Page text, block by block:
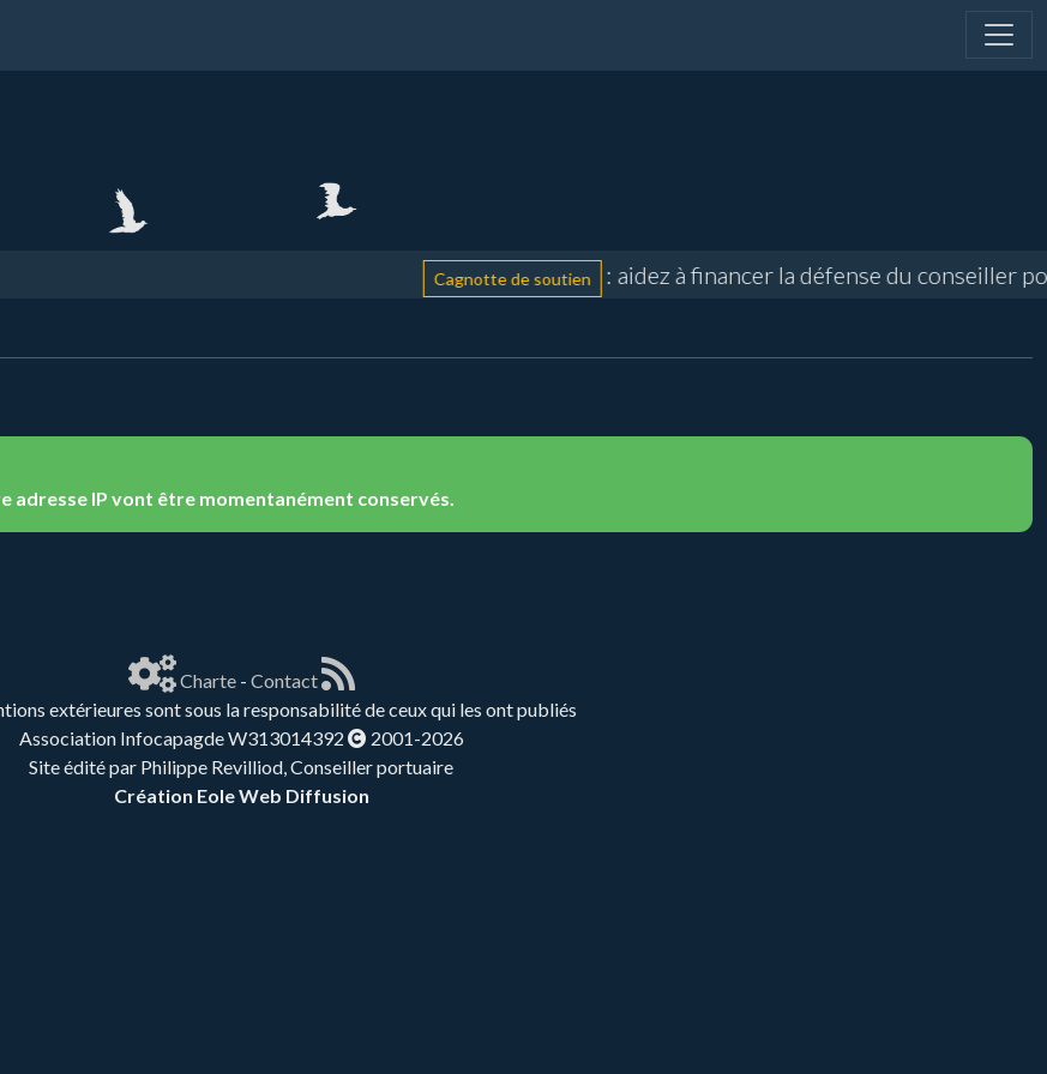
Cagnotte de soutien : aidez à financer la défense du conseiller
IP vont être momentanément conservés.
Charte- Contact
extérieures sont sous la responsabilité de ceux qui les ont publiés
Association Infocapagde W313014392
2001-2026
Site édité par Philippe Revilliod, Conseiller portuaire
Création Eole Web Diffusion